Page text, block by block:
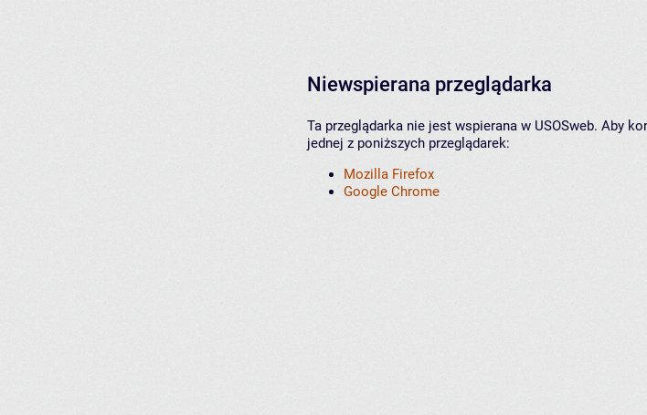
Niewspierana przeglądarka
Ta przeglądarka nie jest wspierana w USOSweb. Aby
jednej z poniższych przeglądarek:
Mozilla Firefox
Google Chrome